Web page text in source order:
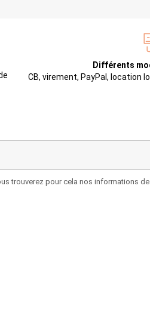
Différents
CB, virement, PayPal, location
trouverez pour cela nos informations